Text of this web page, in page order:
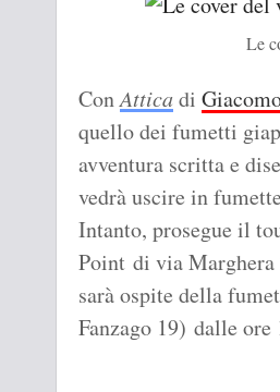
Le
ConAtticadi
quello dei fumetti
avventura scritta e
vedrà uscire in
Intanto, prosegue il
Point di via Marghera
sarà ospite della
Fanzago 19) dalle ore